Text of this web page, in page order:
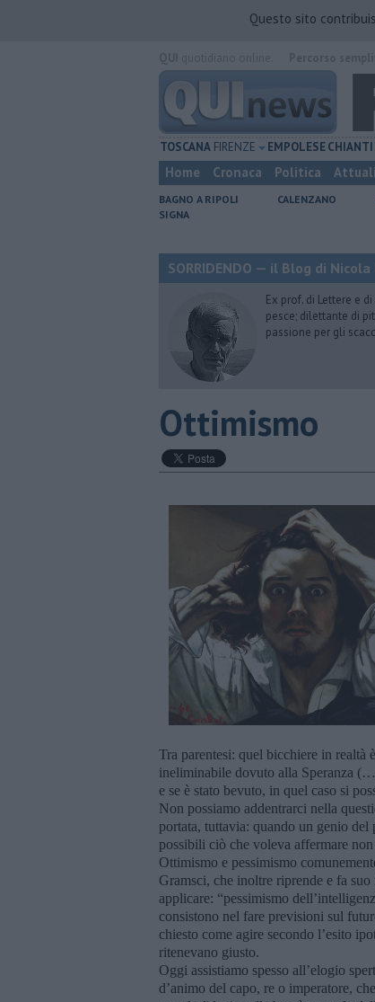
Questo sito
TOSCANA FIRENZE EMPOLESECHIANTI
Home Cronaca Politica
BAGNO A RIPOLI CALENZANO
SIGNA
SORRIDENDO — il Blog di
Ex prof. di Lettere e
pesce; dilettante di
passione per gli
Ottimismo
Tra parentesi: quel bicchiere in realtà
ineliminabile dovuto alla Speranza
e se è stato bevuto, in quel caso si
Non possiamo addentrarci nella
portata, tuttavia: quando un genio
possibili ciò che voleva affermare
Ottimismo e pessimismo
Gramsci, che inoltre riprende e fa
applicare: “pessimismo
consistono nel fare previsioni sul
chiesto come agire secondo l’esito
ritenevano giusto.
Oggi assistiamo spesso all’elogio
d’animo del capo, re o imperatore,